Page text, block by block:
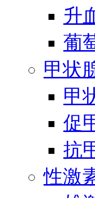
升
葡
甲状
甲
促
抗
性激